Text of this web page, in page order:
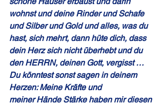
wohnst und deine Rinder und Schafe
und Silber und Gold und alles, was du
hast, sich mehrt, dann hüte dich, dass
dein Herz sich nicht überhebt und du
den HERRN, deinen Gott, vergisst …
Du könntest sonst sagen in deinem
Herzen: Meine Kräfte und
meiner Hände Stärke haben mir diesen